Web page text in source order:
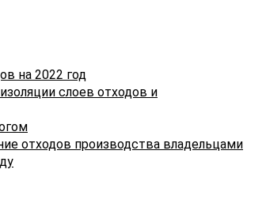
веществ в атмосферный воздух
налогов, сборов (пошлин), иных
на 2022 год
слоев отходов и
отходов производства владельцами